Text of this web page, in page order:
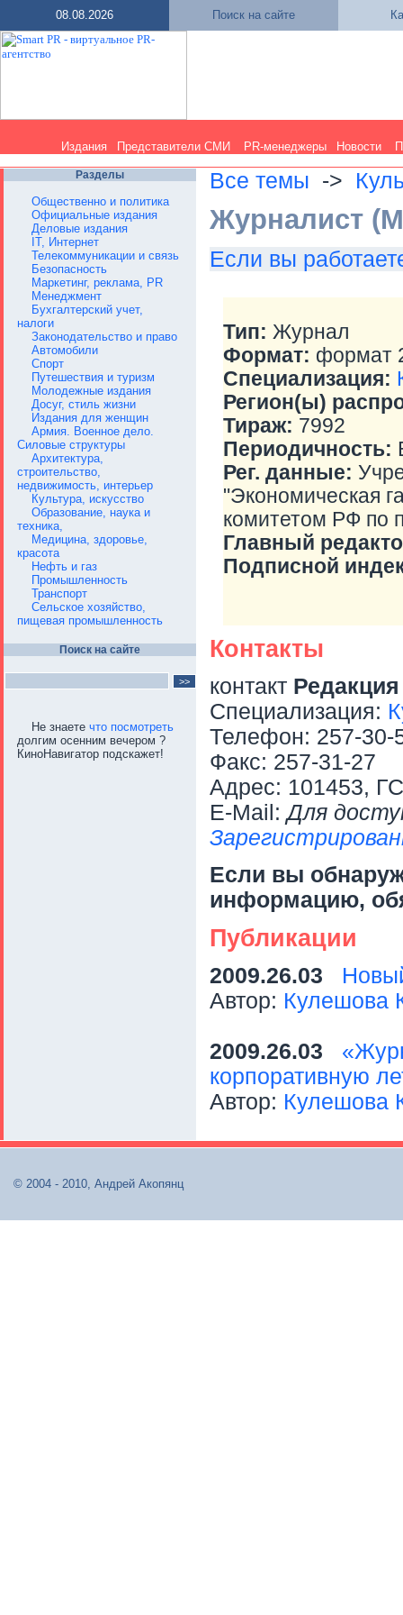
08.08.2026 Поиск на сайте
Издания Представители СМИ PR-менеджеры Новости
Разделы
Общественно и политика
Официальные издания
Деловые издания
IT, Интернет
Телекоммуникации и связь
Безопасность
Маркетинг, реклама, PR
Менеджмент
Бухгалтерский учет,
налоги
Законодательство и право
Автомобили
Спорт
Путешествия и туризм
Молодежные издания
Досуг, стиль жизни
Издания для женщин
Армия. Военное дело.
Силовые структуры
Архитектура,
строительство,
недвижимость, интерьер
Культура, искусство
Образование, наука и
техника,
Медицина, здоровье,
красота
Нефть и газ
Промышленность
Транспорт
Сельское хозяйство,
пищевая промышленность
Поиск на сайте
Не знаете что посмотреть
долгим осенним вечером ?
КиноНавигатор подскажет!
Все темы ->
Журналист
Если вы
Тип: Журнал
Формат: формат
Специализация:
Регион(ы)
Тираж: 7992
Периодичность:
Рег. данные:
"Экономическая
комитетом РФ по
Главный
Подписной
Контакты
контакт
Специализация:
Телефон: 257-30-
Факс: 257-31-27
Адрес: 101453,
E-Mail:Для
Если вы
информацию,
Публикации
2009.26.03
Автор: Кулешова
2009.26.03
корпоративную
Автор: Кулешова
© 2004 - 2010, Андрей Акопянц